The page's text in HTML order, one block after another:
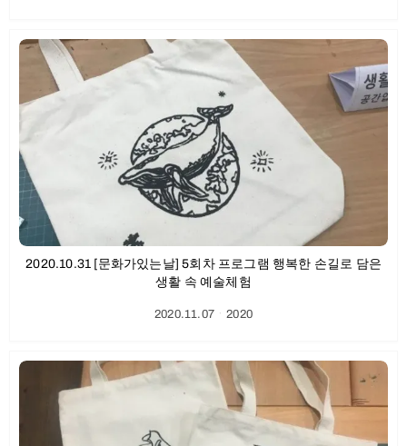
2020.10.31 [문화가있는날] 5회차 프로그램 행복한 손길로 담은
생활 속 예술체험
2020.11.07ㆍ2020